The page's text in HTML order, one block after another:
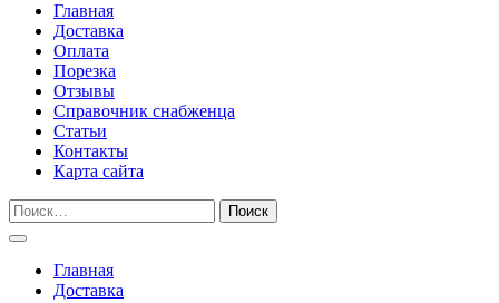
Главная
Доставка
Оплата
Порезка
Отзывы
Справочник снабженца
Статьи
Контакты
Карта сайта
Главная
Доставка